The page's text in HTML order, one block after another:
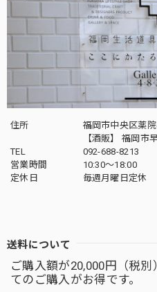
住所
福岡市中
【酒販】 福岡市
TEL
092-688-8213
営業時間
10:30～18:00
定休日
毎週月曜日定休
送料について
ご購入額が20,000円（税
てのご購入がお得です。